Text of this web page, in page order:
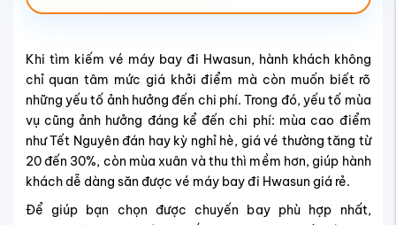
Khi tìm kiếm vé máy bay đi Hwasun, hành khách không
chỉ quan tâm mức giá khởi điểm mà còn muốn biết rõ
những yếu tố ảnh hưởng đến chi phí. Trong đó, yếu tố mùa
vụ cũng ảnh hưởng đáng kể đến chi phí: mùa cao điểm
như Tết Nguyên đán hay kỳ nghỉ hè, giá vé thường tăng từ
20 đến 30%, còn mùa xuân và thu thì mềm hơn, giúp hành
khách dễ dàng săn được vé máy bay đi Hwasun giá rẻ.
Để giúp bạn chọn được chuyến bay phù hợp nhất,